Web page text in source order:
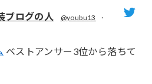
ブログの人 @youbu13
·
ベストアンサー3位から落ちて